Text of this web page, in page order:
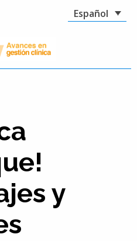
Español
y